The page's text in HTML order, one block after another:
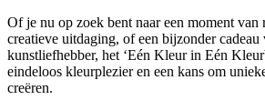
Of je nu op zoek bent naar een moment van
creatieve uitdaging, of een bijzonder cadeau
kunstliefhebber, het ‘Eén Kleur in Eén
eindeloos kleurplezier en een kans om
creëren.